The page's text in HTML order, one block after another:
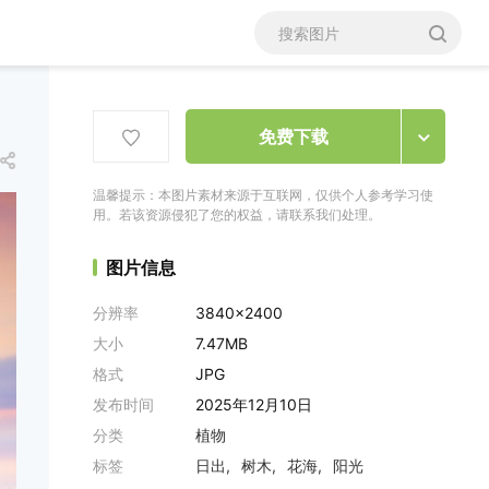
免费下载
温馨提示：本图片素材来源于互联网，仅供个人参考学习使
用。若该资源侵犯了您的权益，请联系我们处理。
图片信息
分辨率
3840x2400
大小
7.47MB
格式
JPG
发布时间
2025年12月10日
分类
植物
标签
日出 树木 花海 阳光